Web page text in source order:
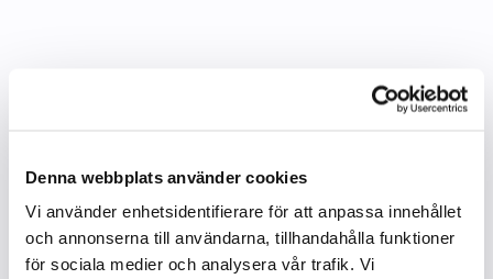
Denna webbplats använder cookies
Vi använder enhetsidentifierare för att anpassa innehållet
och annonserna till användarna, tillhandahålla funktioner
för sociala medier och analysera vår trafik. Vi